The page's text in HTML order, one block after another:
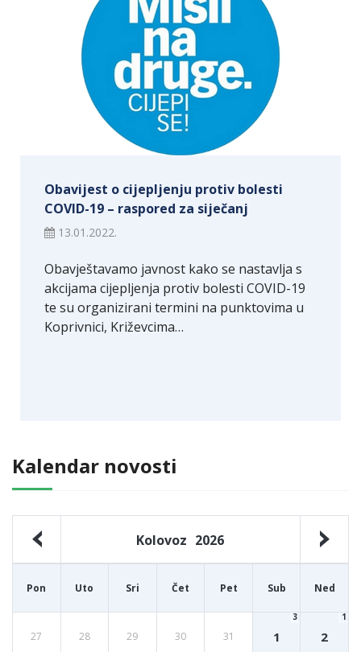
Kalendar novosti
Kolovoz 2026
Pon Uto Sri Čet Pet Sub Ned
27 28 29 30 31 1
3
2
1
Obavijest o cijepljenju protiv bolesti
COVID-19 – raspored za siječanj
13.01.2022.
Obavještavamo javnost kako se nastavlja s
akcijama cijepljenja protiv bolesti COVID-19
te su organizirani termini na punktovima u
Koprivnici, Križevcima…